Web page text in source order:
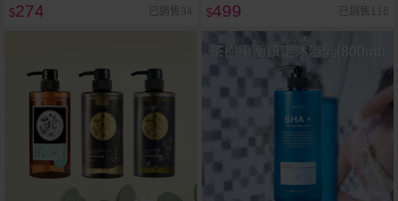
$274 已銷售34 $499 已銷售116